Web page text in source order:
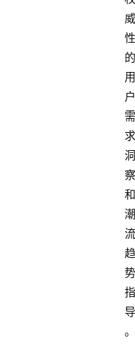
威
性
的
用
户
需
求
洞
察
和
潮
流
趋
势
指
导
。